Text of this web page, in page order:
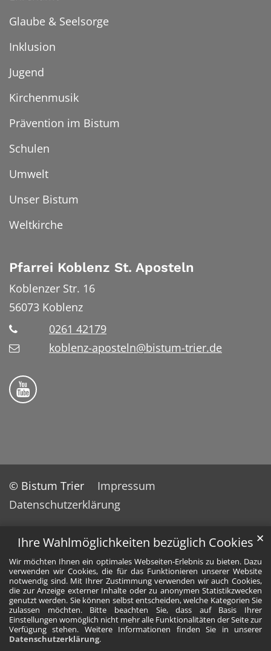
Ihre Wahlmöglichkeiten bezüglich Cookies
Wir möchten Ihnen ein optimales Webseiten-Erlebnis zu bieten. Dazu
verwenden wir Cookies, die für das Funktionieren unserer Website
notwendig sind. Mit Ihrer Zustimmung verwenden wir auch Cookies,
die zur Anzeige externer Inhalte oder zu anonymen Statistikzwecken
genutzt werden. Sie können selbst entscheiden, welche Kategorien Sie
zulassen möchten. Bitte beachten Sie, dass auf Basis Ihrer
Einstellungen womöglich nicht mehr alle Funktionalitäten der Seite zur
Verfügung stehen. Weitere Informationen finden Sie in unserer
Datenschutzerklärung.
✕
Glaube & Seelsorge
Inklusion
Jugend
Kirchenmusik
Prävention im Bistum
Schulen
Umwelt
Unser Bistum
Weltkirche
Pfarrei Koblenz St. Aposteln
Koblenzer Str. 16
56073 Koblenz
0261 42179
koblenz-aposteln@bistum-trier.de
Bistum Trier auf YouTube
© Bistum Trier
Impressum
Datenschutzerklärung